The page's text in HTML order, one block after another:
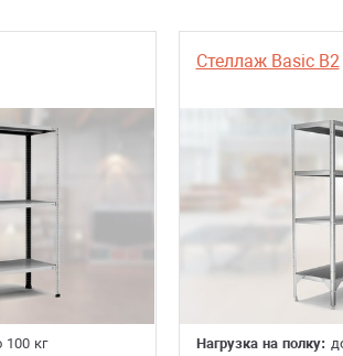
100 кг
Стеллаж Basic B2
Нагрузка на полку: